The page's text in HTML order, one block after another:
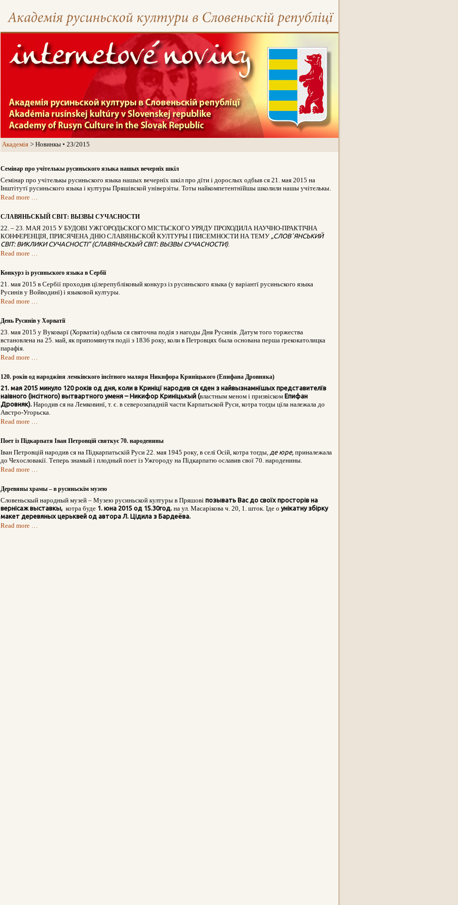
Aкадемія Новинкы • 23/2015
Семінар про учітелькы русиньского языка нашых вечернїх шкіл
Семінар про учітелькы русиньского языка нашых вечернїх шкіл про дїти і дорослых oдбыв ся 21. мая 2015 на
Інштітутї русиньского языка і културы Пряшівской універзіты. Тоты найкомпетентнїйшы школили нашы учітелькы.
Read more …
СЛАВЯНЬСКЫЙ СВІТ: ВЫЗВЫ СУЧАСНОСТИ
22. – 23. МАЯ 2015 У БУДОВІ УЖГОРОДЬСКОГО МІСТЬСКОГО УРЯДУ ПРОХОДИЛА НАУЧНО-ПРАКТІЧНА
КОНФЕРЕНЦІЯ, ПРИСЯЧЕНА ДНЮ СЛАВЯНЬСКОЙ КУЛТУРЫ І ПИСЕМНОСТИ НА ТЕМУ „СЛОВʼЯНСЬКИЙ
СВІТ: ВИКЛИКИ СУЧАСНОСТІ“ (СЛАВЯНЬСКЫЙ СВІТ: ВЫЗВЫ СУЧАСНОСТИ).
Read more …
Конкурз із русиньского языка в Сербії
21. мая 2015 в Сербії проходив цїлерепубліковый конкурз із русиньского языка (у варіантї русиньского языка
Русинів у Войводинї) і языковой културы.
Read more …
День Русинів у Хорватії
23. мая 2015 у Вуковарї (Хорватія) одбыла ся святочна подія з нагоды Дня Русинів. Датум того торжества
встановлена на 25. май, як припомянутя подіі з 1836 року, коли в Петровцях была основана перша грекокатолицка
парафія.
Read more …
120. рoків од народжіня лемківского інсітного маляря Никифора Криніцького (Епифана Дровняка)
21. мая 2015 минуло 120 років од дня, коли в Криніцї народив ся єден з найвызнамнїшых представителїв
наівного (інсітного) вытвартного уменя – Никифор Криніцькый (властным меном і призвіском Епифан
Дровняк). Народив ся на Лемковинї, т. є. в северозападній части Карпатьской Руси, котра тогды цїла належала до
Австро-Угорьска.
Read more …
Поет із Підкарпатя Іван Петровцій святкує 70. народенины
Іван Петровцій народив ся на Підкарпатьскій Руси 22. мая 1945 року, в селї Осій, котра тогды, де юре, приналежала
до Чехословакії. Теперь знамый і плодный поет із Ужгороду на Підкарпатю ославив свої 70. народенины.
Read more …
Деревяны храмы – в русиньскім музею
Словеньскый народный музей – Музею русиньской културы в Пряшові позывать Вас до своїх просторів на
вернісаж выставкы, котрa буде 1. юнa 2015 од 15.30год. на ул. Масарікова ч. 20, 1. шток. Іде о унікатну збірку
макет деревяных церьквей од автора Л. Цідила з Бардеёва.
Read more …